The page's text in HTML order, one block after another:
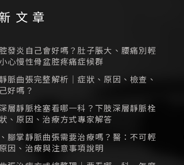
文章
發炎自己會好嗎？肚子脹大、腰痛別輕
心慢性骨盆腔疼痛症候群
脈曲張完整解析｜症狀、原因、檢查、
好嗎？
層靜脈栓塞看哪一科？下肢深層靜脈栓
、原因、治療方式專家解答
腳掌靜脈曲張需要治療嗎？醫：不可輕
因、治療與注意事項說明